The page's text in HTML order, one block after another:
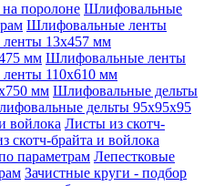
поролоне Шлифовальные
Шлифовальные ленты
13x457 мм
мм Шлифовальные ленты
110x610 мм
мм Шлифовальные дельты
дельты 95x95x95
войлока Листы из скотч-
скотч-брайта и войлока
параметрам Лепестковые
Зачистные круги - подбор